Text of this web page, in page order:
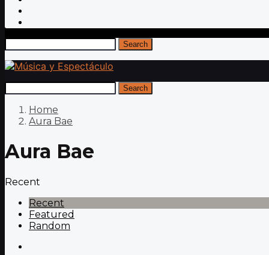
Search
Search
Home
Aura Bae
Aura Bae
Recent
Recent
Featured
Random